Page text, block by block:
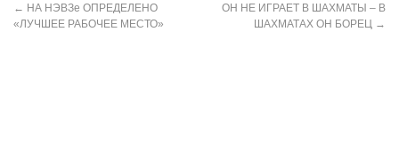
← НА НЭВЗе ОПРЕДЕЛЕНО
«ЛУЧШЕЕ РАБОЧЕЕ МЕСТО»
ОН НЕ ИГРАЕТ В ШАХМАТЫ – В
ШАХМАТАХ ОН БОРЕЦ →